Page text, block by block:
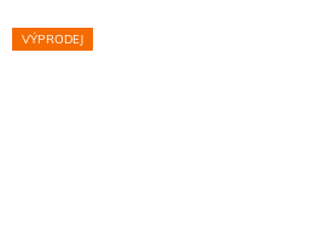
VÝPRODEJ